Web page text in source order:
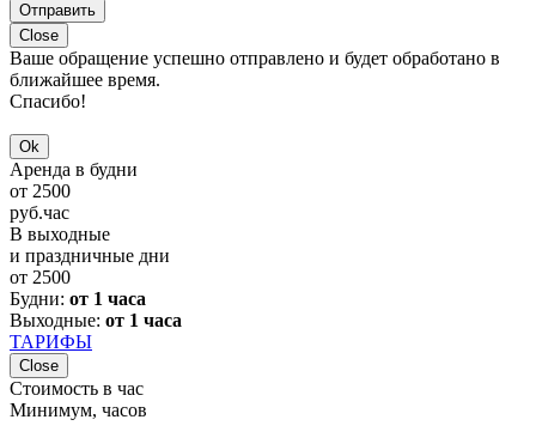
Отправить
Close
Ваше обращение успешно отправлено и будет обработано в
ближайшее время.
Спасибо!
Ok
Аренда в будни
от 2500
руб.час
В выходные
и праздничные дни
от 2500
Будни: от 1 часа
Выходные: от 1 часа
ТАРИФЫ
Close
Стоимость в час
Минимум, часов